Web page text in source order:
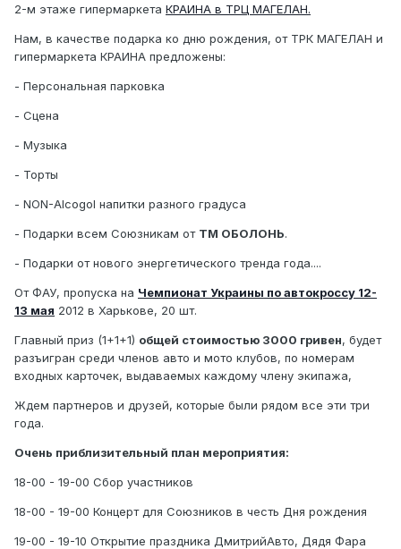
2-м этаже гипермаркета КРАИНА в ТРЦ МАГЕЛАН.
Нам, в качестве подарка ко дню рождения, от ТРК МАГЕЛАН и
гипермаркета КРАИНА предложены:
- Персональная парковка
- Сцена
- Музыка
- Торты
- NON-Alcogol напитки разного градуса
- Подарки всем Союзникам от ТМ ОБОЛОНЬ.
- Подарки от нового энергетического тренда года....
От ФАУ, пропуска на Чемпионат Украины по автокроссу 12-
13 мая 2012 в Харькове, 20 шт.
Главный приз (1+1+1) общей стоимостью 3000 гривен, будет
разъигран среди членов авто и мото клубов, по номерам
входных карточек, выдаваемых каждому члену экипажа,
Ждем партнеров и друзей, которые были рядом все эти три
года.
Очень приблизительный план мероприятия:
18-00 - 19-00 Сбор участников
18-00 - 19-00 Концерт для Союзников в честь Дня рождения
19-00 - 19-10 Открытие праздника ДмитрийАвто, Дядя Фара